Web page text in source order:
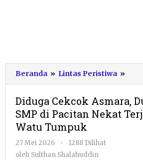
Beranda » Lintas Peristiwa »
Dua
Diduga Cekcok Asmara,
SMP di Pacitan Nekat
Watu Tumpuk
27 Mei 2026
oleh
Sulthan
-
1288 Dilihat
oleh Sulthan Shalahuddin